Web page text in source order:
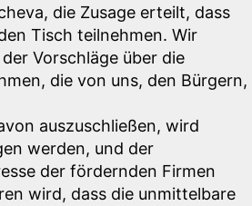
die Zusage erteilt, dass
Tisch teilnehmen. Wir
Vorschläge über die
die von uns, den Bürgern,
auszuschließen, wird
werden, und der
der fördernden Firmen
wird, dass die unmittelbare